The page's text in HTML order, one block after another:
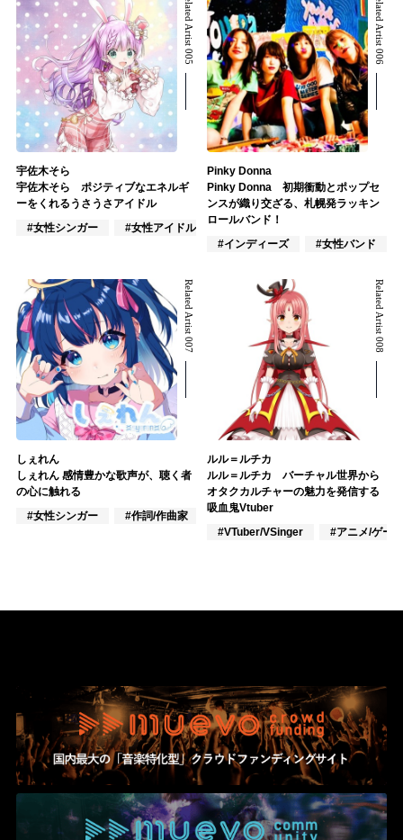
Related Artist 005
宇佐木そら
宇佐木そら ポジティブなエネルギ
ーをくれるうさうさアイドル
#女性シンガー
#女性アイドル #VTuber/VSinger
Related Artist 006
Pinky Donna
Pinky Donna 初期衝動とポップセ
ンスが織り交ざる、札幌発ラッキン
ロールバンド！
#インディーズ
#女性バンド
Related Artist 007
しぇれん
しぇれん 感情豊かな歌声が、聴く者
の心に触れる
#女性シンガー
#作詞/作曲家 #アニメ/ゲーム
Related Artist 008
ルル＝ルチカ
ルル＝ルチカ バーチャル世界から
オタクカルチャーの魅力を発信する
吸血鬼Vtuber
#VTuber/VSinger
#アニメ/ゲーム